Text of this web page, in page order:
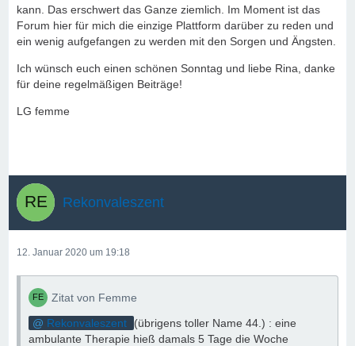
kann. Das erschwert das Ganze ziemlich. Im Moment ist das
Forum hier für mich die einzige Plattform darüber zu reden und
ein wenig aufgefangen zu werden mit den Sorgen und Ängsten.
Ich wünsch euch einen schönen Sonntag und liebe Rina, danke
für deine regelmäßigen Beiträge!
LG femme
Rekonvaleszent
12. Januar 2020 um 19:18
Zitat von Femme
Rekonvaleszent
(übrigens toller Name 44.) : eine
ambulante Therapie hieß damals 5 Tage die Woche